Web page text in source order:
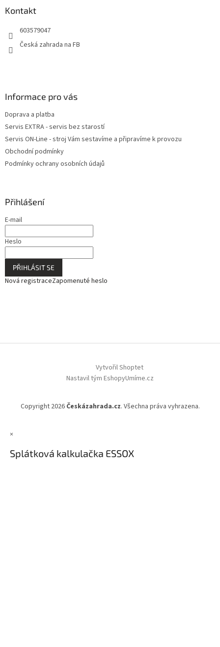
Kontakt
603579047
Česká zahrada na FB
Informace pro vás
Doprava a platba
Servis EXTRA - servis bez starostí
Servis ON-Line - stroj Vám sestavíme a připravíme k provozu
Obchodní podmínky
Podmínky ochrany osobních údajů
Přihlášení
E-mail
Heslo
PŘIHLÁSIT SE
Nová registraceZapomenuté heslo
Vytvořil Shoptet
Nastavil tým EshopyUmíme.cz
Copyright 2026 Českázahrada.cz. Všechna práva vyhrazena.
×
Splátková kalkulačka ESSOX